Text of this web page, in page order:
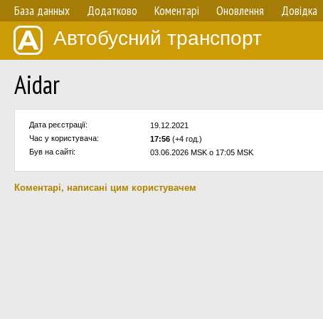
База данных Додатково Коментарі Оновлення Довідка
Автобусний транспорт
Aidar
Дата реєстрації:
19.12.2021
Час у користувача:
17:56 (+4 год.)
Був на сайті:
03.06.2026 MSK о 17:05 MSK
Коментарі, написані цим користувачем